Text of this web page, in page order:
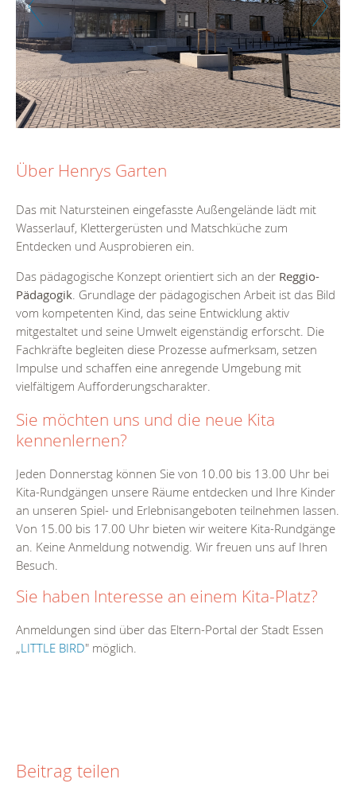
Über Henrys Garten
Das mit Natursteinen eingefasste Außengelände lädt mit
Wasserlauf, Klettergerüsten und Matschküche zum
Entdecken und Ausprobieren ein.
Das pädagogische Konzept orientiert sich an der Reggio-
Pädagogik. Grundlage der pädagogischen Arbeit ist das Bild
vom kompetenten Kind, das seine Entwicklung aktiv
mitgestaltet und seine Umwelt eigenständig erforscht. Die
Fachkräfte begleiten diese Prozesse aufmerksam, setzen
Impulse und schaffen eine anregende Umgebung mit
vielfältigem Aufforderungscharakter.
Sie möchten uns und die neue Kita
kennenlernen?
Jeden Donnerstag können Sie von 10.00 bis 13.00 Uhr bei
Kita-Rundgängen unsere Räume entdecken und Ihre Kinder
an unseren Spiel- und Erlebnisangeboten teilnehmen lassen.
Von 15.00 bis 17.00 Uhr bieten wir weitere Kita-Rundgänge
an. Keine Anmeldung notwendig. Wir freuen uns auf Ihren
Besuch.
Sie haben Interesse an einem Kita-Platz?
Anmeldungen sind über das Eltern-Portal der Stadt Essen
„LITTLE BIRD" möglich.
Beitrag teilen